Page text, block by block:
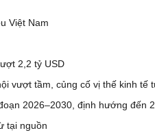
Việt Nam
2,2 tỷ USD
vượt tầm, củng cố vị thế kinh tế
2026–2030, định hướng đến
tại nguồn